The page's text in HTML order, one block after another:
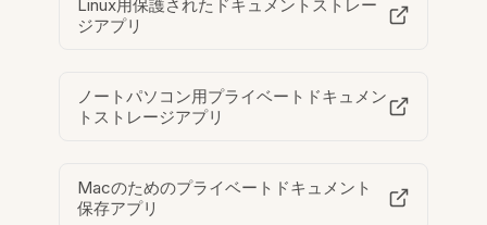
Linux用保護されたドキュメントストレー
ジアプリ
ノートパソコン用プライベートドキュメン
トストレージアプリ
Macのためのプライベートドキュメント
保存アプリ